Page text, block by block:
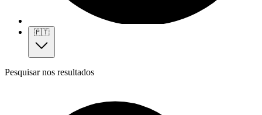
🇵🇹
Pesquisar nos resultados